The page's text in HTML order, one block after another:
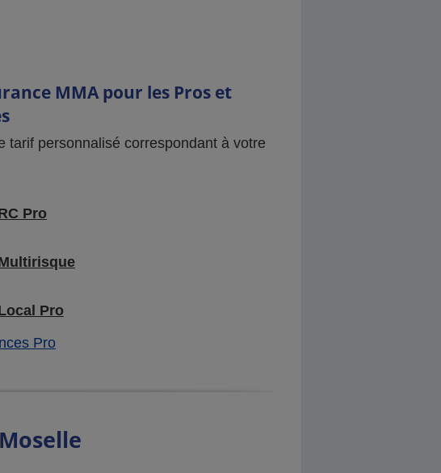
MMA pour les Pros et
tarif personnalisé correspondant à votre
Pro
Pro
Pro